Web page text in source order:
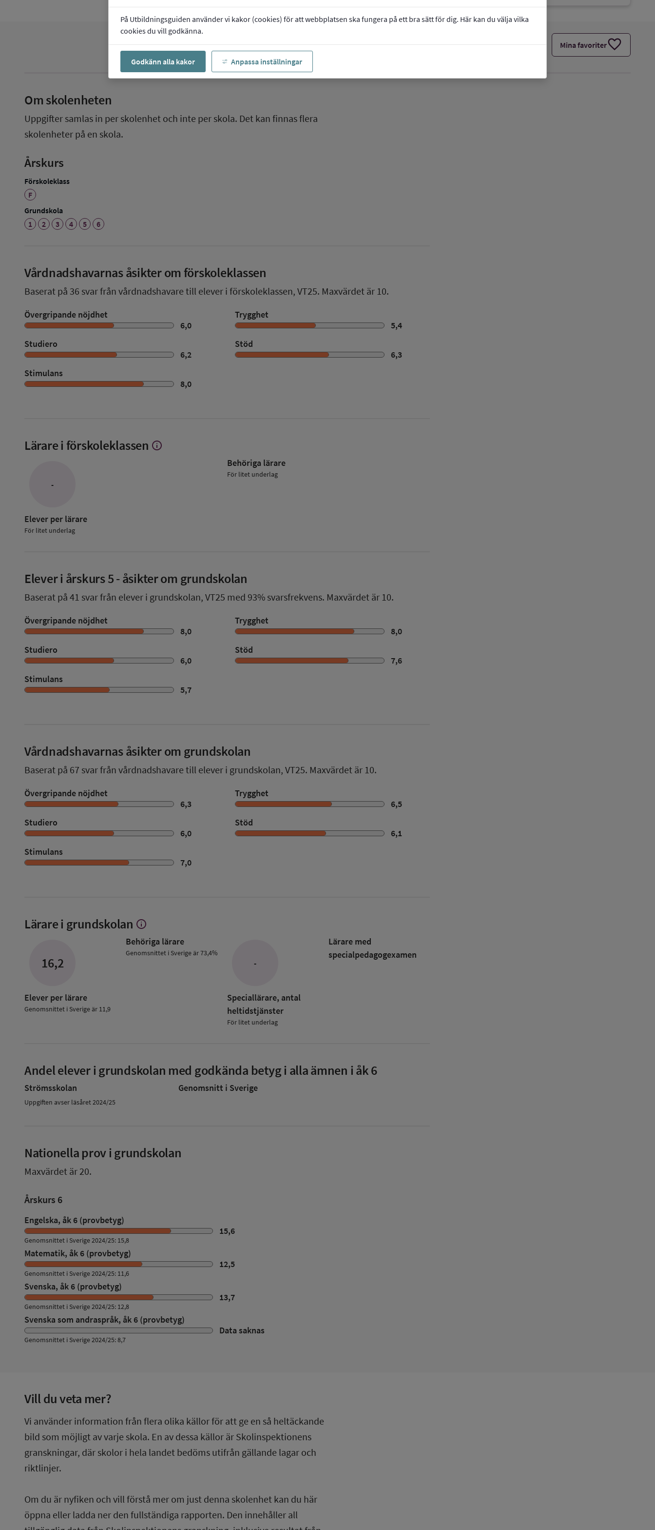
På Utbildningsguiden använder vi kakor (cookies) för att webbplatsen ska fungera på ett bra sätt för dig. Här kan du välja vilka
cookies du vill godkänna.
Godkänn alla kakor Anpassa inställningar
Mina favoriterfavorite
Om skolenheten
Uppgifter samlas in per skolenhet och inte per skola. Det kan finnas flera
skolenheter på en skola.
Årskurs
Förskoleklass
F
Grundskola
1
2 3 4 5 6
Vårdnadshavarnas åsikter om förskoleklassen
Baserat på 36 svar från vårdnadshavare till elever i förskoleklassen, VT25. Maxvärdet är 10.
Övergripande nöjdhet
6,0
Trygghet
5,4
Studiero
6,2
Stöd
6,3
Stimulans
8,0
Lärare i förskoleklassen Visa
info
-
Elever per lärare
För litet underlag
Behöriga lärare
För litet underlag
Elever i årskurs 5- åsikter om grundskolan
Baserat på 41 svar från elever i grundskolan, VT25 med 93% svarsfrekvens. Maxvärdet är 10.
Övergripande nöjdhet
8,0
Trygghet
8,0
Studiero
6,0
Stöd
7,6
Stimulans
5,7
Vårdnadshavarnas åsikter om grundskolan
Baserat på 67 svar från vårdnadshavare till elever i grundskolan, VT25. Maxvärdet är 10.
Övergripande nöjdhet
6,3
Trygghet
6,5
Studiero
6,0
Stöd
6,1
Stimulans
7,0
Lärare i grundskolan Visa
om
Lärare
info
16,2
Elever per lärare
Genomsnittet i Sverige är 11,9
Behöriga lärare
Genomsnittet i Sverige är 73,4%
-
Speciallärare, antal
heltidstjänster
För litet underlag
Lärare med
specialpedagog­examen
Andel elever i grundskolan med godkända betyg i alla ämnen i åk 6
Strömsskolan Genomsnitt i Sverige
Uppgiften avser läsåret 2024/25
Nationella prov i grundskolan
Maxvärdet är 20.
Årskurs 6
Engelska, åk 6 (provbetyg)
15,6
Genomsnittet i Sverige 2024/25: 15,8
Matematik, åk 6 (provbetyg)
12,5
Genomsnittet i Sverige 2024/25: 11,6
Svenska, åk 6 (provbetyg)
13,7
Genomsnittet i Sverige 2024/25: 12,8
Svenska som andraspråk, åk 6 (provbetyg)
Data saknas
Genomsnittet i Sverige 2024/25: 8,7
Vill du veta mer?
Vi använder information från flera olika källor för att ge en så heltäckande
bild som möjligt av varje skola. En av dessa källor är Skolinspektionens
granskningar, där skolor i hela landet bedöms utifrån gällande lagar och
riktlinjer.
Om du är nyfiken och vill förstå mer om just denna skolenhet kan du här
öppna eller ladda ner den fullständiga rapporten. Den innehåller all